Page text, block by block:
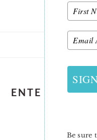
ENTE
Be sure